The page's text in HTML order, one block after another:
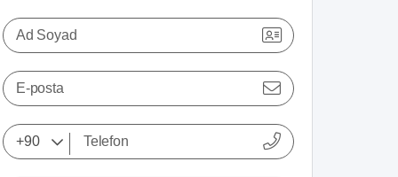
Ad Soyad
E-posta